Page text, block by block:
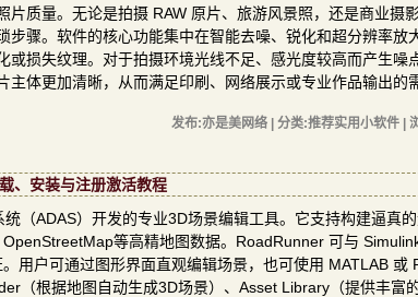
质量。无论是拍摄 RAW 原片、旅游风景照，还是商业摄影
骤。软件的核心功能集中在智能去噪、锐化和超分辨率放
损失纹理。对于拍摄环境光线不足、感光度较高而产生噪
体更加清晰，从而满足印刷、网络展示或专业作品输出的
发布:亦是美网络 | 分类:推荐实用小软件 |
、安装与注册激活教程
（ADAS）开发的专业3D场景编辑工具。它支持构建逼真
等高精地图数据。RoadRunner 可与
用户可通过图形界面直观编辑场景，也可使用 MATLAB 或
（根据地图自动生成3D场景）、Asset Library（提供丰富的